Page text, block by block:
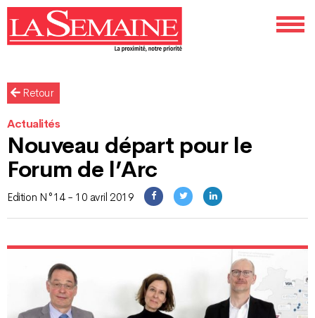
Retour
Actualités
Nouveau départ pour le
Forum de l’Arc
Edition N°14 - 10 avril 2019